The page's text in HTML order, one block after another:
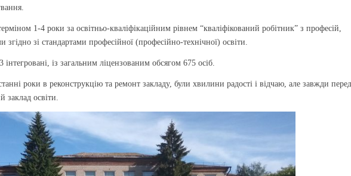
1-4 роки за освітньо-кваліфікаційним рівнем “кваліфікований робітник” з професій,
зі стандартами професійної (професійно-технічної) освіти.
із загальним ліцензованим обсягом 675 осіб.
роки в реконструкцію та ремонт закладу, були хвилини радості і відчаю, але завжди
заклад освіти.